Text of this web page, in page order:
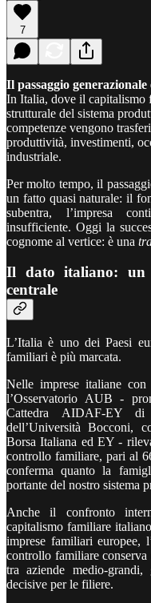
7
Il passaggio
In Italia, dove il capitalismo
strutturale del sistema
competenze vengono
produttività, investimenti,
industriale.
Per molto tempo, il
un fatto quasi naturale: il
subentra, l’impresa
insufficiente. Oggi la
cognome al vertice: è una
Il dato italiano: un
centrale
L’Italia è uno dei Paesi
familiari è più marcata.
Nelle imprese italiane
l’Osservatorio AUB -
Cattedra AIDAF-EY di
dell’Università Bocconi,
Borsa Italiana ed EY -
controllo familiare, pari al
conferma quanto la
portante del nostro sistema
Anche il confronto
capitalismo familiare
imprese familiari europee,
controllo familiare conserva
tra aziende medio-
decisive per le filiere.